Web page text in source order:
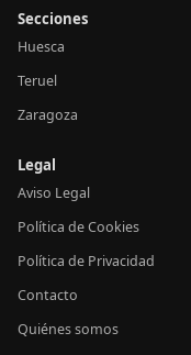
Secciones
Huesca
Teruel
Zaragoza
Legal
Aviso Legal
Política de Cookies
Política de Privacidad
Contacto
Quiénes somos